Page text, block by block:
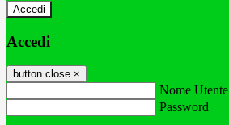
Accedi
Accedi
button close ×
Nome Utente
Password